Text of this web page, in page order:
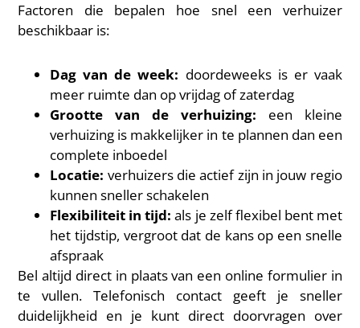
Factoren die bepalen hoe snel een verhuizer
beschikbaar is:
Dag van de week: doordeweeks is er vaak
meer ruimte dan op vrijdag of zaterdag
Grootte van de verhuizing: een kleine
verhuizing is makkelijker in te plannen dan een
complete inboedel
Locatie: verhuizers die actief zijn in jouw regio
kunnen sneller schakelen
Flexibiliteit in tijd: als je zelf flexibel bent met
het tijdstip, vergroot dat de kans op een snelle
afspraak
Bel altijd direct in plaats van een online formulier in
te vullen. Telefonisch contact geeft je sneller
duidelijkheid en je kunt direct doorvragen over